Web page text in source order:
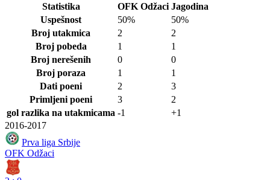
Statistika
OFK Odžaci Jagodina
Uspešnost
50%
50%
Broj utakmica
2
2
Broj pobeda
1
1
Broj nerešenih
0
0
Broj poraza
1
1
Dati poeni
2
3
Primljeni poeni
3
2
gol razlika na utakmicama -1
+1
2016-2017
Prva liga Srbije
OFK Odžaci